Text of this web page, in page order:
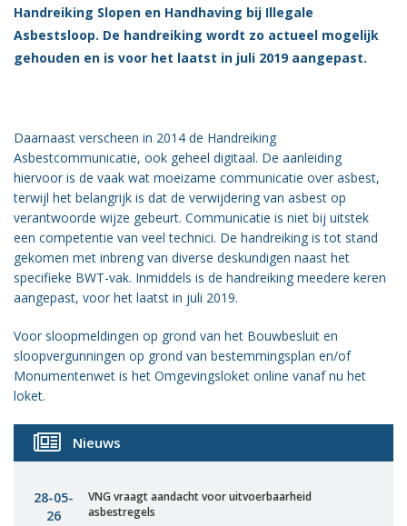
Handreiking Slopen en Handhaving bij Illegale
Asbestsloop. De handreiking wordt zo actueel mogelijk
gehouden en is voor het laatst in juli 2019 aangepast.
Daarnaast verscheen in 2014 de Handreiking
Asbestcommunicatie, ook geheel digitaal. De aanleiding
hiervoor is de vaak wat moeizame communicatie over asbest,
terwijl het belangrijk is dat de verwijdering van asbest op
verantwoorde wijze gebeurt. Communicatie is niet bij uitstek
een competentie van veel technici. De handreiking is tot stand
gekomen met inbreng van diverse deskundigen naast het
specifieke BWT-vak. Inmiddels is de handreiking meedere keren
aangepast, voor het laatst in juli 2019.
Voor sloopmeldingen op grond van het Bouwbesluit en
sloopvergunningen op grond van bestemmingsplan en/of
Monumentenwet is het Omgevingsloket online vanaf nu het
loket.
Nieuws
28-05-
26
VNG vraagt aandacht voor uitvoerbaarheid
asbestregels